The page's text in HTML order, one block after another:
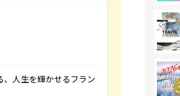
人生を輝かせるフラン